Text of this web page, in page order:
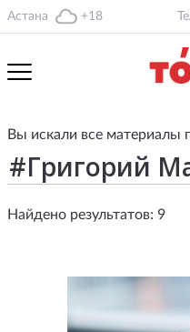
Астана +18
Вы искали все материалы
Найдено результатов: 9